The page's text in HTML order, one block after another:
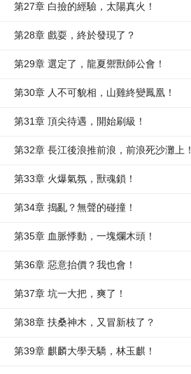
第27章 白撿的經驗，太陽真火！
第28章 戲耍，終於發現了？
第29章 選定了，龍夏禦獸師公會！
第30章 人不可貌相，山雞終變鳳凰！
第31章 頂尖待遇，開始刷級！
第32章 長江後浪推前浪，前浪死沙灘上！
第33章 火爆氣氛，獸魂鎖！
第34章 搗亂？無聲的碰撞！
第35章 血脈悸動，一塊爛木頭！
第36章 惡意抬價？我也會！
第37章 坑一大把，爽了！
第38章 扶桑神木，又冒新枝了？
第39章 麒麟大學天驕，林玉麒！